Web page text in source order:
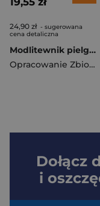
24,90 zł - sugerowana
cena detaliczna
Modlitewnik pielgrzyma
Opracowanie Zbiorowe
Dołącz
i